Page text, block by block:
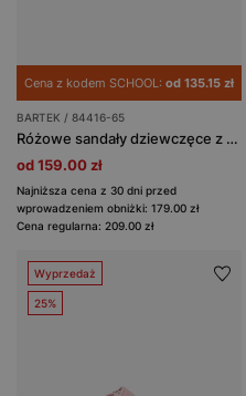
Cena z kodem SCHOOL: od 135.15 zł
BARTEK / 84416-65
Różowe sandały dziewczęce z kwiatowymi detalami BARTEK 84416-65
od 159.00 zł
Najniższa cena z 30 dni przed
wprowadzeniem obniżki: 179.00 zł
Cena regularna: 209.00 zł
Wyprzedaż
25%